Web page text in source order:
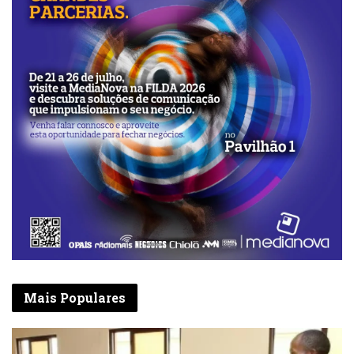
empresas que adquirem os trabalhos.
Realçou que a maioria dos comerciantes é de
confecções religiosas e rejeitam os nossos
traços identitários, além dos asiáticos que
não adquirem absolutamente nada.
“Todos estes factores levamme a
preocupações e dedicarme ao registo, o mais
organizado possível, em várias técnicas, dos
elementos etnográficos nacionais”, realçou o
artista, acrescentando que além desta
colecção de aquarelas tem uma outra de
“Instrumentos Sonoros Ancestrais de
Angola”, exposto na Casa das Artes em
Talatona.
Mais Populares